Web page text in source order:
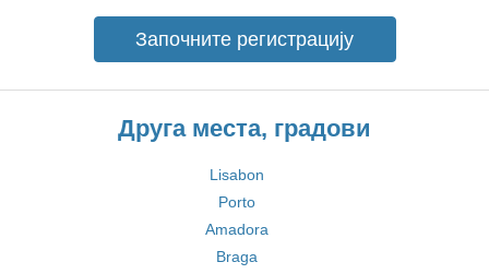
Започните регистрацију
Друга места, градови
Lisabon
Porto
Amadora
Braga